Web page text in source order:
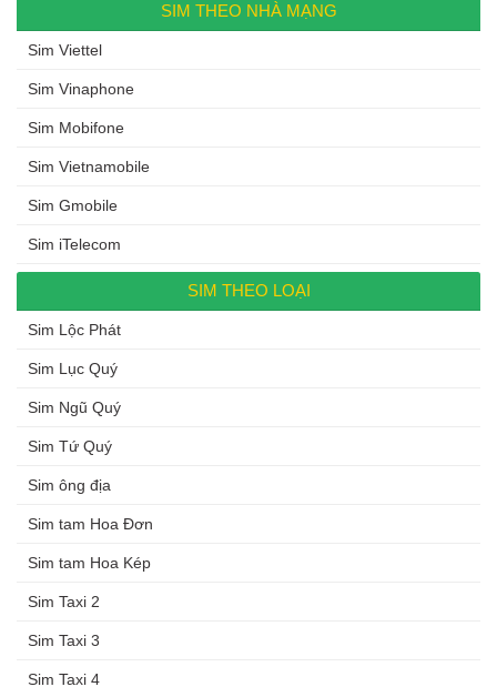
SIM THEO NHÀ MẠNG
Sim Viettel
Sim Vinaphone
Sim Mobifone
Sim Vietnamobile
Sim Gmobile
Sim iTelecom
SIM THEO LOẠI
Sim Lộc Phát
Sim Lục Quý
Sim Ngũ Quý
Sim Tứ Quý
Sim ông địa
Sim tam Hoa Đơn
Sim tam Hoa Kép
Sim Taxi 2
Sim Taxi 3
Sim Taxi 4